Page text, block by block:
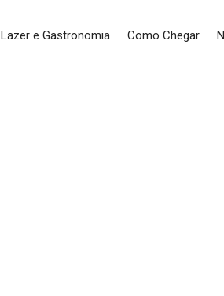
Lazer e Gastronomia Como Chegar